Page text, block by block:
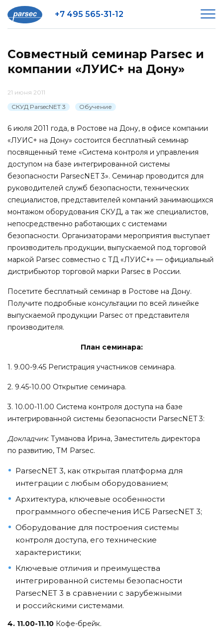
+7 495 565-31-12
Совместный семинар Parsec и
компании «ЛУИС+ на Дону»
21 июня 2011
СКУД ParsecNET 3
Обучение
6 июля 2011 года, в Ростове на Дону, в офисе компании
«ЛУИС+ на Дону» состоится бесплатный семинар
посвященный теме «Система контроля и управления
доступом на базе интегрированной системы
безопасности ParsecNET 3». Семинар проводится для
руководителей служб безопасности, технических
специалистов, представителей компаний занимающихся
монтажом оборудования СКУД, а так же специалистов,
непосредственно работающих с системами
безопасности. Организаторами мероприятия выступает
производитель продукции, выпускаемой под торговой
маркой Parsec совместно с ТД «ЛУИС+» — официальный
дистрибьютор торговой марки Parsec в России.
Посетите бесплатный семинар в Ростове на Дону.
Получите подробные консультации по всей линейке
выпускаемой продукции Parsec от представителя
производителя.
План семинара:
1. 9.00-9.45 Регистрация участников семинара.
2. 9.45-10.00 Открытие семинара.
3. 10.00-11.00 Система контроля доступа на базе
интегрированной системы безопасности ParseсNET 3:
Докладчик: Туманова Ирина, Заместитель директора
по развитию, ТМ Parsec.
ParseсNET 3, как открытая платформа для
интеграции с любым оборудованием;
Архитектура, ключевые особенности
программного обеспечения ИСБ ParsecNET 3;
Оборудование для построения системы
контроля доступа, его технические
характеристики;
Ключевые отличия и преимущества
интегрированной системы безопасности
ParseсNET 3 в сравнении с зарубежными
и российскими системами.
4. 11.00-11.10 Кофе-брейк.